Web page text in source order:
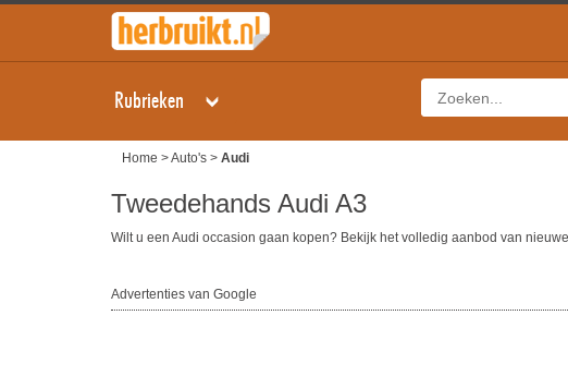
Rubrieken
Home >Auto's > Audi
Tweedehands Audi A3
Wilt u een Audi occasion gaan kopen? Bekijk het volledig aanbod van
Advertenties van Google